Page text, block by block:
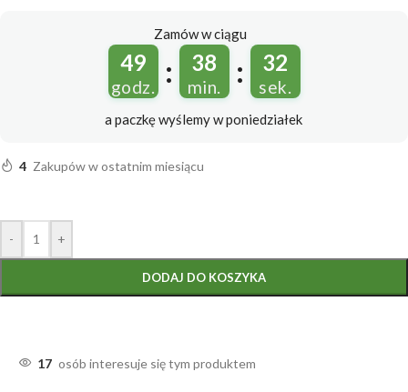
Zamów w ciągu
49
godz. : 38
min. : 32
sek.
a paczkę wyślemyw poniedziałek
4 Zakupów w ostatnim miesiącu
- +
DODAJ DO KOSZYKA
17 osób interesuje się tym produktem